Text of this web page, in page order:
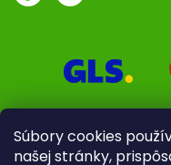
Súbory cookies
našej stránky,